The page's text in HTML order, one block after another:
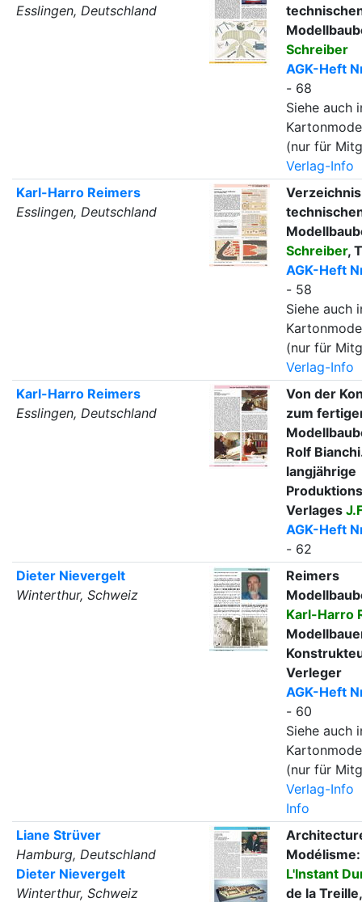
Esslingen, Deutschland
Schreiber
AGK-Heft
- 68
Siehe auch
(nur für
Verlag-Info
Karl-Harro Reimers
Esslingen, Deutschland
Schreiber,
AGK-Heft
- 58
Siehe auch
(nur für
Verlag-Info
Karl-Harro Reimers
Esslingen, Deutschland
Von der
zum
Rolf
langjährige
Verlages
AGK-Heft
- 62
Dieter Nievergelt
Winterthur, Schweiz
Reimers
Karl-Harro
Verleger
AGK-Heft
- 60
Siehe auch
(nur für
Verlag-Info
Info
Liane Strüver
Hamburg, Deutschland
Dieter Nievergelt
Winterthur, Schweiz
Modélisme:
L'Instant
de la